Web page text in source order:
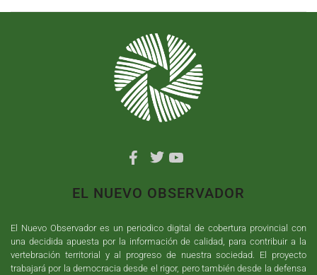
EL NUEVO OBSERVADOR
El Nuevo Observador es un periodico digital de cobertura provincial con
una decidida apuesta por la información de calidad, para contribuir a la
vertebración territorial y al progreso de nuestra sociedad. El proyecto
trabajará por la democracia desde el rigor, pero también desde la defensa